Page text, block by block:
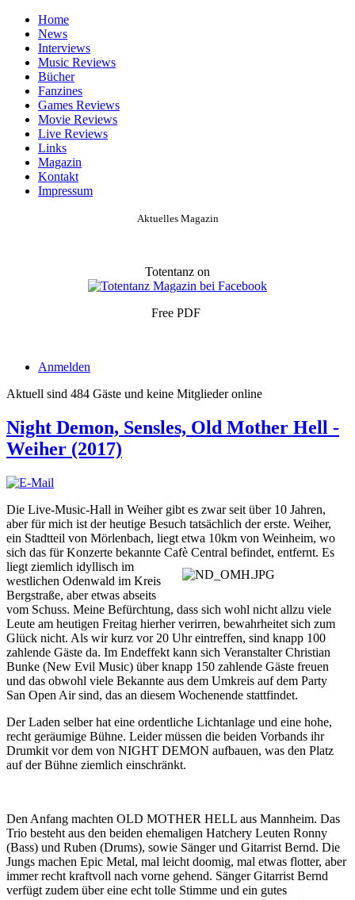
Home
News
Interviews
Music Reviews
Bücher
Fanzines
Games Reviews
Movie Reviews
Live Reviews
Links
Magazin
Kontakt
Impressum
Aktuelles Magazin
Totentanz on
Free PDF
Anmelden
Aktuell sind 484 Gäste und keine Mitglieder online
Night Demon, Sensles, Old Mother Hell -
Weiher (2017)
Die Live-Music-Hall in Weiher gibt es zwar seit über 10 Jahren,
aber für mich ist der heutige Besuch tatsächlich der erste. Weiher,
ein Stadtteil von Mörlenbach, liegt etwa 10km von Weinheim, wo
sich das für Konzerte bekannte Cafè Central befindet, entfernt. Es
liegt ziemlich idyllisch im
westlichen Odenwald im Kreis
Bergstraße, aber etwas abseits
vom Schuss. Meine Befürchtung, dass sich wohl nicht allzu viele
Leute am heutigen Freitag hierher verirren, bewahrheitet sich zum
Glück nicht. Als wir kurz vor 20 Uhr eintreffen, sind knapp 100
zahlende Gäste da. Im Endeffekt kann sich Veranstalter Christian
Bunke (New Evil Music) über knapp 150 zahlende Gäste freuen
und das obwohl viele Bekannte aus dem Umkreis auf dem Party
San Open Air sind, das an diesem Wochenende stattfindet.
Der Laden selber hat eine ordentliche Lichtanlage und eine hohe,
recht geräumige Bühne. Leider müssen die beiden Vorbands ihr
Drumkit vor dem von NIGHT DEMON aufbauen, was den Platz
auf der Bühne ziemlich einschränkt.
Den Anfang machten OLD MOTHER HELL aus Mannheim. Das
Trio besteht aus den beiden ehemaligen Hatchery Leuten Ronny
(Bass) und Ruben (Drums), sowie Sänger und Gitarrist Bernd. Die
Jungs machen Epic Metal, mal leicht doomig, mal etwas flotter, aber
immer recht kraftvoll nach vorne gehend. Sänger Gitarrist Bernd
verfügt zudem über eine echt tolle Stimme und ein gutes